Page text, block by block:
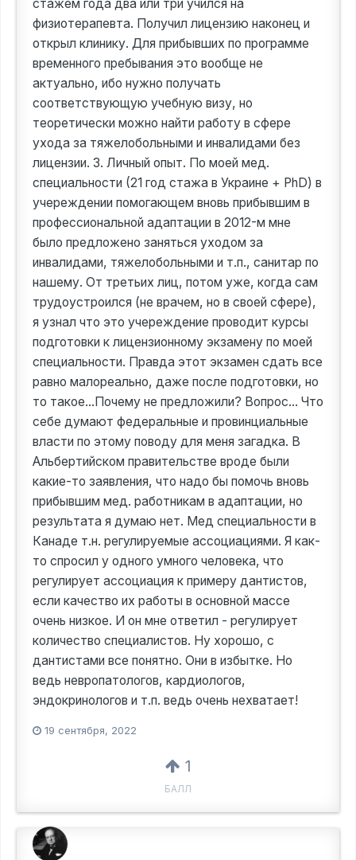
стажем года два или три учился на
физиотерапевта. Получил лицензию наконец и
открыл клинику. Для прибывших по программе
временного пребывания это вообще не
актуально, ибо нужно получать
соответствующую учебную визу, но
теоретически можно найти работу в сфере
ухода за тяжелобольными и инвалидами без
лицензии. 3. Личный опыт. По моей мед.
специальности (21 год стажа в Украине + PhD) в
учереждении помогающем вновь прибывшим в
профессиональной адаптации в 2012-м мне
было предложено заняться уходом за
инвалидами, тяжелобольными и т.п., санитар по
нашему. От третьих лиц, потом уже, когда сам
трудоустроился (не врачем, но в своей сфере),
я узнал что это учереждение проводит курсы
подготовки к лицензионному экзамену по моей
специальности. Правда этот экзамен сдать все
равно малореально, даже после подготовки, но
то такое...Почему не предложили? Вопрос... Что
себе думают федеральные и провинциальные
власти по этому поводу для меня загадка. В
Альбертийском правительстве вроде были
какие-то заявления, что надо бы помочь вновь
прибывшим мед. работникам в адаптации, но
результата я думаю нет. Мед специальности в
Канаде т.н. регулируемые ассоциациями. Я как-
то спросил у одного умного человека, что
регулирует ассоциация к примеру дантистов,
если качество их работы в основной массе
очень низкое. И он мне ответил - регулирует
количество специалистов. Ну хорошо, с
дантистами все понятно. Они в избытке. Но
ведь невропатологов, кардиологов,
эндокринологов и т.п. ведь очень нехватает!
19 сентября, 2022
1
БАЛЛ